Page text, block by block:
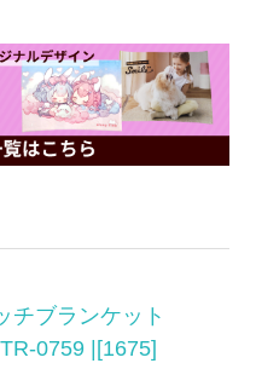
チブランケット
0759 |[1675]